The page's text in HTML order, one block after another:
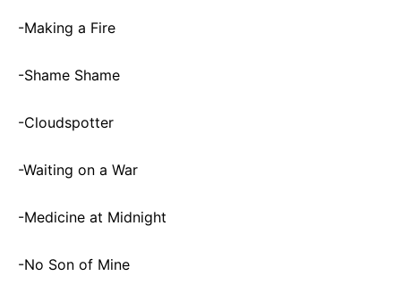
-Making a Fire
-Shame Shame
-Cloudspotter
-Waiting on a War
-Medicine at Midnight
-No Son of Mine